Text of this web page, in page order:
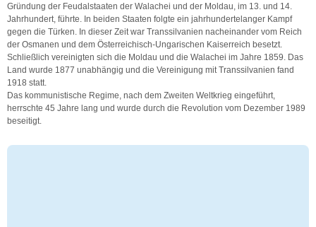
Gründung der Feudalstaaten der Walachei und der Moldau, im 13. und 14.
Jahrhundert, führte. In beiden Staaten folgte ein jahrhundertelanger Kampf
gegen die Türken. In dieser Zeit war Transsilvanien nacheinander vom Reich
der Osmanen und dem Österreichisch-Ungarischen Kaiserreich besetzt.
Schließlich vereinigten sich die Moldau und die Walachei im Jahre 1859. Das
Land wurde 1877 unabhängig und die Vereinigung mit Transsilvanien fand
1918 statt.
Das kommunistische Regime, nach dem Zweiten Weltkrieg eingeführt,
herrschte 45 Jahre lang und wurde durch die Revolution vom Dezember 1989
beseitigt.